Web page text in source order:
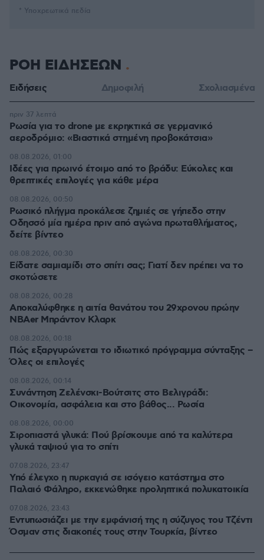
* Υποχρεωτικά πεδία
ΡΟΗ ΕΙΔΗΣΕΩΝ
Ειδήσεις Δημοφιλή Σχολιασμένα
Ρωσία για το drone με εκρηκτικά σε γερμανικό
αεροδρόμιο: «Βιαστικά στημένη προβοκάτσια»
πριν 37 λεπτά
Ιδέες για πρωινό έτοιμο από το βράδυ: Εύκολες και
θρεπτικές επιλογές για κάθε μέρα
08.08.2026, 01:00
Ρωσικό πλήγμα προκάλεσε ζημιές σε γήπεδο στην
Οδησσό μία ημέρα πριν από αγώνα πρωταθλήματος,
δείτε βίντεο
08.08.2026, 00:50
Είδατε σαμιαμίδι στο σπίτι σας; Γιατί δεν πρέπει να το
σκοτώσετε
08.08.2026, 00:30
Αποκαλύφθηκε η αιτία θανάτου του 29χρονου πρώην
NBAer Μπράντον Κλαρκ
08.08.2026, 00:28
Πώς εξαργυρώνεται το ιδιωτικό πρόγραμμα σύνταξης –
Όλες οι επιλογές
08.08.2026, 00:18
Συνάντηση Ζελένσκι-Βούτσιτς στο Βελιγράδι:
Οικονομία, ασφάλεια και στο βάθος... Ρωσία
08.08.2026, 00:14
Σιροπιαστά γλυκά: Πού βρίσκουμε από τα καλύτερα
γλυκά ταψιού για το σπίτι
08.08.2026, 00:00
Υπό έλεγχο η πυρκαγιά σε ισόγειο κατάστημα στο
Παλαιό Φάληρο, εκκενώθηκε προληπτικά πολυκατοικία
07.08.2026, 23:47
Εντυπωσιάζει με την εμφάνισή της η σύζυγος του Τζέντι
Όσμαν στις διακοπές τους στην Τουρκία, βίντεο
07.08.2026, 23:43